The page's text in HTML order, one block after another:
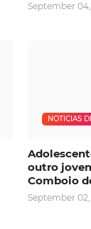
September
NOTICIAS
outro
Comboio
September